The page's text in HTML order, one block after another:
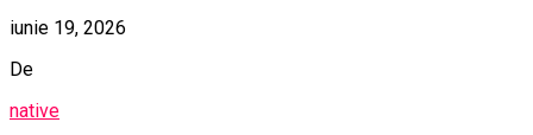
iunie 19, 2026
De
native